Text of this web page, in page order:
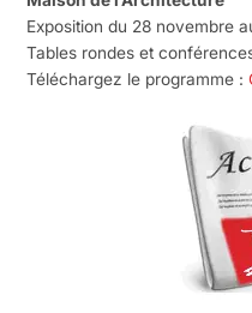
Exposition du 28 novembre
Tables rondes et
Téléchargez le programme :